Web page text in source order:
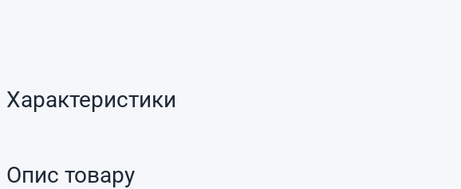
Характеристики
Опис товару